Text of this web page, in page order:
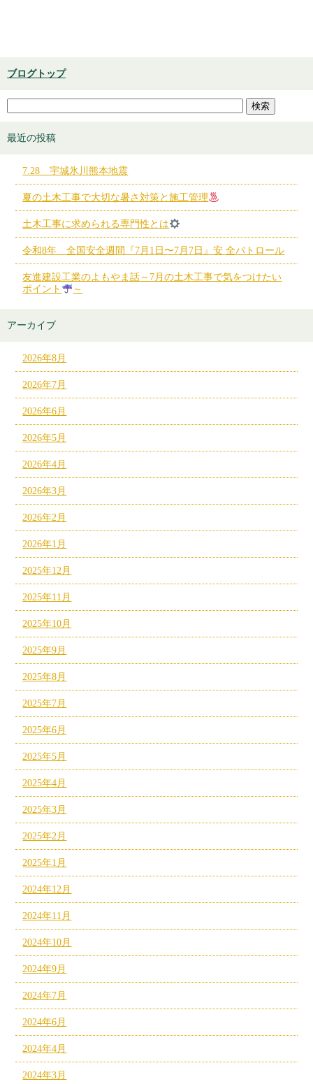
ブログトップ
最近の投稿
7.28 宇城氷川熊本地震
夏の土木工事で大切な暑さ対策と施工管理
土木工事に求められる専門性とは
令和8年 全国安全週間『7月1日〜7月7日』安 全パトロール
友進建設工業のよもやま話～7月の土木工事で気をつけたい
ポイント
～
アーカイブ
2026年8月
2026年7月
2026年6月
2026年5月
2026年4月
2026年3月
2026年2月
2026年1月
2025年12月
2025年11月
2025年10月
2025年9月
2025年8月
2025年7月
2025年6月
2025年5月
2025年4月
2025年3月
2025年2月
2025年1月
2024年12月
2024年11月
2024年10月
2024年9月
2024年7月
2024年6月
2024年4月
2024年3月